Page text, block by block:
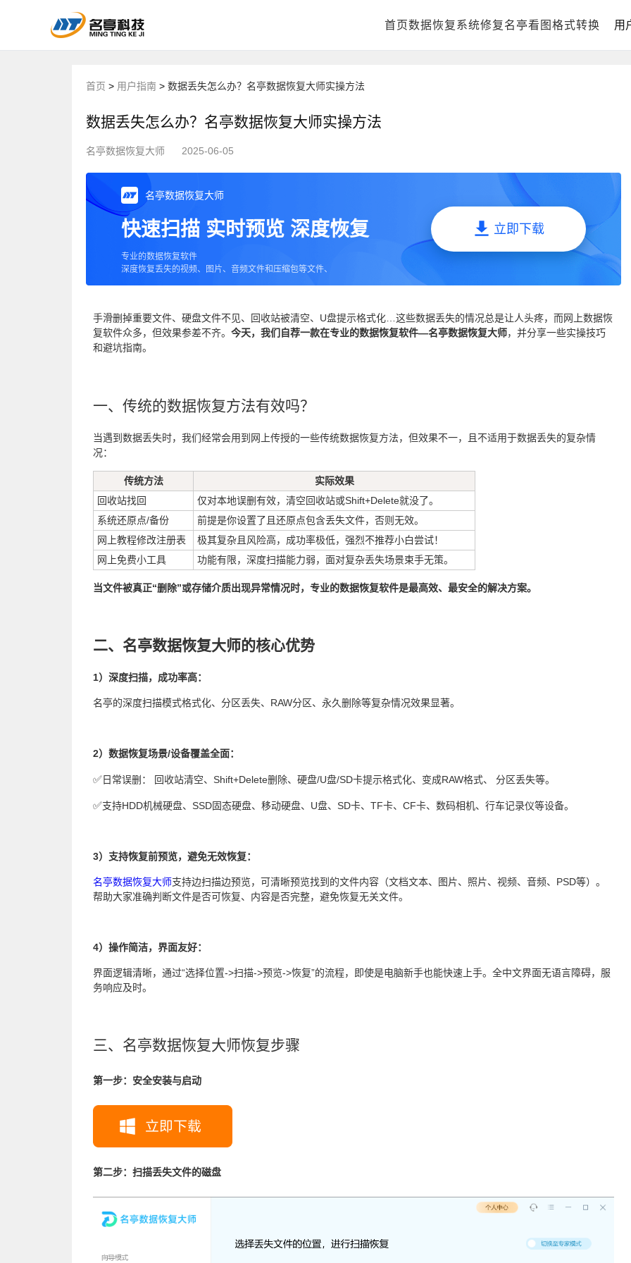
首页数据恢复系统修复名亭看图 格式转换 用
DLL修复中心电脑数据恢复格式化数据恢复 回
首页 > 用户指南 > 数据丢失怎么办？名亭数据恢复大师实操方法
数据丢失怎么办？名亭数据恢复大师实操方法
名亭数据恢复大师 2025-06-05
名亭数据恢复大师
快速扫描 实时预览 深度恢复
专业的数据恢复软件
深度恢复丢失的视频、图片、音频文件和压缩包等文件、
立即下载
手滑删掉重要文件、硬盘文件不见、回收站被清空、U盘提示格式化…这些数据丢失的情况总是让人头疼，而网上数据恢
复软件众多，但效果参差不齐。 今天，我们自荐一款在专业的数据恢复软件—名亭数据恢复大师，并分享一些实操技巧
和避坑指南。
一、传统的数据恢复方法有效吗？
当遇到数据丢失时，我们经常会用到网上传授的一些传统数据恢复方法，但效果不一，且不适用于数据丢失的复杂情
况：
传统方法
实际效果
回收站找回
仅对本地误删有效，清空回收站或Shift+Delete就没了。
系统还原点/备份
前提是你设置了且还原点包含丢失文件，否则无效。
网上教程修改注册表
极其复杂且风险高，成功率极低，强烈不推荐小白尝试！
网上免费小工具
功能有限，深度扫描能力弱，面对复杂丢失场景束手无策。
当文件被真正“删除”或存储介质出现异常情况时，专业的数据恢复软件是最高效、最安全的解决方案。
二、名亭数据恢复大师的核心优势
1）深度扫描，成功率高：
名亭的深度扫描模式格式化、分区丢失、RAW分区、永久删除等复杂情况效果显著。
2）数据恢复场景/设备覆盖全面：
✅日常误删： 回收站清空、Shift+Delete删除、硬盘/U盘/SD卡提示格式化、变成RAW格式、 分区丢失等。
✅支持HDD机械硬盘、SSD固态硬盘、移动硬盘、U盘、SD卡、TF卡、CF卡、数码相机、行车记录仪等设备。
3）支持恢复前预览，避免无效恢复：
名亭数据恢复大师支持边扫描边预览，可清晰预览找到的文件内容（文档文本、图片、照片、视频、音频、PSD等）。
帮助大家准确判断文件是否可恢复、内容是否完整，避免恢复无关文件。
4）操作简洁，界面友好：
界面逻辑清晰，通过“选择位置->扫描->预览->恢复”的流程，即使是电脑新手也能快速上手。全中文界面无语言障碍，服
务响应及时。
三、名亭数据恢复大师恢复步骤
第一步：安全安装与启动
第二步：扫描丢失文件的磁盘